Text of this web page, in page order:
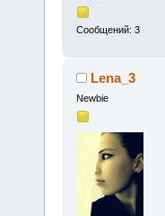
Сообщений: 3
Lena_3
Newbie